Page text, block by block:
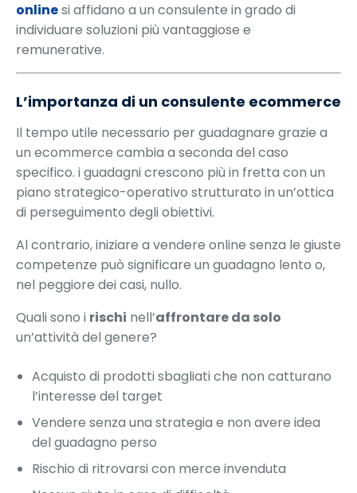
onlinesi affidano a un consulente in grado di
individuare soluzioni più vantaggiose e
remunerative.
L’importanza di un consulente ecommerce
Il tempo utile necessario per guadagnare grazie a
un ecommerce cambia a seconda del caso
specifico. i guadagni crescono più in fretta con un
piano strategico-operativo strutturato in un’ottica
di perseguimento degli obiettivi.
Al contrario, iniziare a vendere online senza le giuste
competenze può significare un guadagno lento o,
nel peggiore dei casi, nullo.
Quali sono i rischi nell’affrontare da solo
un’attività del genere?
Acquisto di prodotti sbagliati che non catturano
l’interesse del target
Vendere senza una strategia e non avere idea
del guadagno perso
Rischio di ritrovarsi con merce invenduta